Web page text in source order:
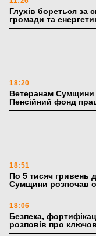
Глухів бореться за
громади та
18:20
Ветеранам Сумщини
Пенсійний фонд
18:51
По 5 тисяч гривень
Сумщини розпочав
18:06
Безпека,
розповів про